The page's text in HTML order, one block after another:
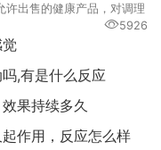
许出售的健康产品，对调理
5926
,有是什么反应
果持续多久
作用，反应怎么样